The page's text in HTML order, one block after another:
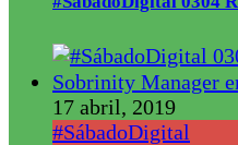
17 abril, 2019
#SábadoDigital